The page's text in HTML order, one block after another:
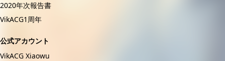
2020年次報告書
VikACG1周年
公式アカウント
VikACG Xiaowu